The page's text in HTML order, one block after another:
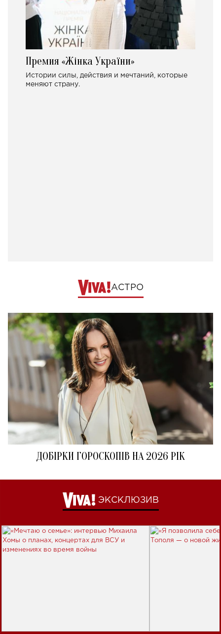
Премия «Жінка України»
Истории силы, действия и мечтаний, которые
меняют страну.
АСТРО
ДОБІРКИ ГОРОСКОПІВ НА 2026 РІК
ЭКСКЛЮЗИВ